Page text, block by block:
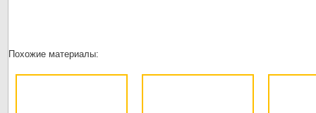
Похожие материалы: